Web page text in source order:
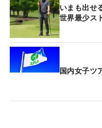
ル（チリ）により「57
いまも出せ
世界最少ス
国内女子